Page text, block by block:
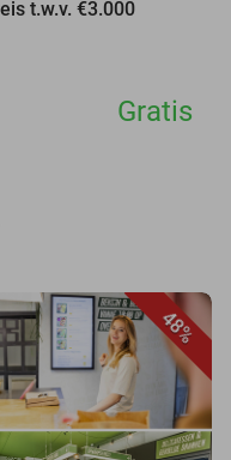
t.w.v. €3.000
Gratis
48%